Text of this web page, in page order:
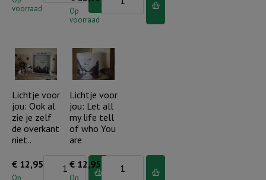
voorraad
wijst
mij
de
weg
aantal
Op
voorraad
voor
leidt
voorziet
Hij
aantal
Lichtje voor
jou: Ook al
zie je zelf
de overkant
niet..
€ 12,95
Op
Lichtje
Lichtje voor
jou: Let all
my life tell
of who You
are
€ 12,95
Op